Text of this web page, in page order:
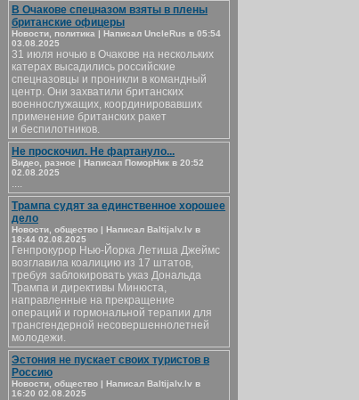
В Очакове спецназом взяты в плены
британские офицеры
Новости, политика | Написал UncleRus в 05:54
03.08.2025
31 июля ночью в Очакове на нескольких
катерах высадились российские
спецназовцы и проникли в командный
центр. Они захватили британских
военнослужащих, координировавших
применение британских ракет
и беспилотников.
Не проскочил. Не фартануло...
Видео, разное | Написал ПоморНик в 20:52
02.08.2025
....
Трампа судят за единственное хорошее
дело
Новости, общество | Написал Baltijalv.lv в
18:44 02.08.2025
Генпрокурор Нью-Йорка Летиша Джеймс
возглавила коалицию из 17 штатов,
требуя заблокировать указ Дональда
Трампа и директивы Минюста,
направленные на прекращение
операций и гормональной терапии для
трансгендерной несовершеннолетней
молодежи.
Эстония не пускает своих туристов в
Россию
Новости, общество | Написал Baltijalv.lv в
16:20 02.08.2025